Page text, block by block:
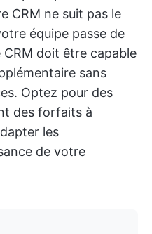
CRM ne suit pas le
équipe passe de
doit être capable
sans
Optez pour des
des forfaits à
les
de votre